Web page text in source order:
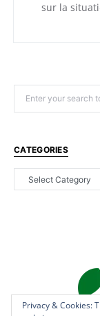
sur la
CATEGORIES
Privacy & Cookies: